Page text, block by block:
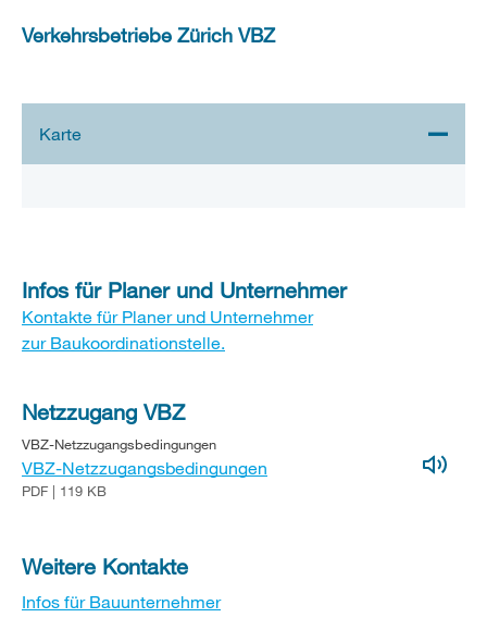
Verkehrsbetriebe Zürich VBZ
Stadtplan 3D
Infos für Planer und Unternehmer
Kontakte für Planer und Unternehmer
zur Baukoordinationstelle.
Netzzugang VBZ
VBZ-Netzzugangsbedingungen
VBZ-Netzzugangsbedingungen
PDF | 119 KB
Weitere Kontakte
Infos für Bauunternehmer